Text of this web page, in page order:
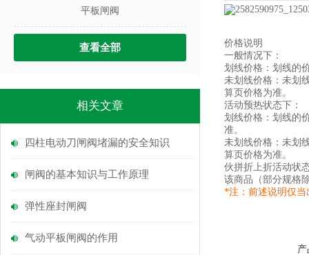
平板闸阀
查看全部
相关文章
四柱电动刀闸阀堵漏的安全知识
闸阀的基本知识与工作原理
弹性座封闸阀
气动平板闸阀的作用
价格说明
一般情况下：
划线价格：划线的
未划线价格：未划
算页价格为准。
活动预热状态下：
划线价格：划线的
准。
未划线价格：未划
算页价格为准。
伙拼折上折活动状
该商品（部分规格
*注：前述说明仅当